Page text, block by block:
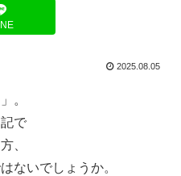
2025.08.05
。
で
、
ないでしょうか。